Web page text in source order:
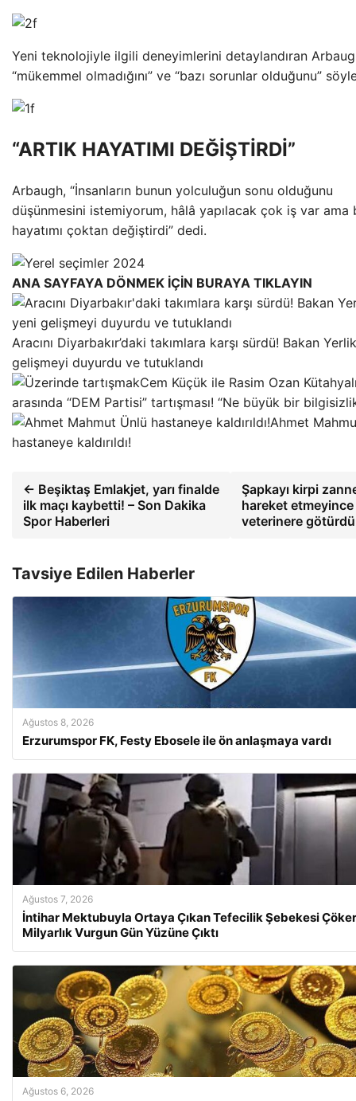
Yeni teknolojiyle ilgili deneyimlerini detaylandıran
“mükemmel olmadığını” ve “bazı sorunlar olduğunu”
“ARTIK HAYATIMI DEĞİŞTİRDİ”
Arbaugh, “İnsanların bunun yolculuğun sonu olduğunu
düşünmesini istemiyorum, hâlâ yapılacak çok iş var ama
hayatımı çoktan değiştirdi” dedi.
ANA SAYFAYA DÖNMEK İÇİN BURAYA TIKLAYIN
Aracını Diyarbakır’daki takımlara karşı sürdü! Bakan
gelişmeyi duyurdu ve tutuklandı
Cem Küçük ile Rasim Ozan
arasında “DEM Partisi” tartışması! “Ne büyük bir
Ahmet
hastaneye kaldırıldı!
← Beşiktaş Emlakjet, yarı finalde
ilk maçı kaybetti! – Son Dakika
Spor Haberleri
Şapkayı kirpi
hareket etmeyince
veterinere
Tavsiye Edilen Haberler
Ağustos 8, 2026
Erzurumspor FK, Festy Ebosele ile ön anlaşmaya vardı
Ağustos 7, 2026
İntihar Mektubuyla Ortaya Çıkan Tefecilik Şebekesi
Milyarlık Vurgun Gün Yüzüne Çıktı
Ağustos 6, 2026